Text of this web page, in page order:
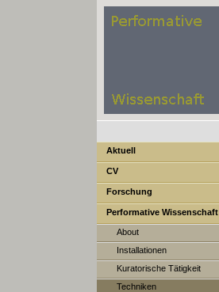
Aktuell
CV
Forschung
Performative Wissenschaft
About
Installationen
Kuratorische Tätigkeit
Techniken